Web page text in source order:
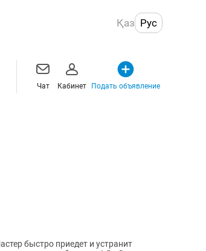
Қаз Рус
Чат Кабинет Подать объявление
быстро приедет и устранит